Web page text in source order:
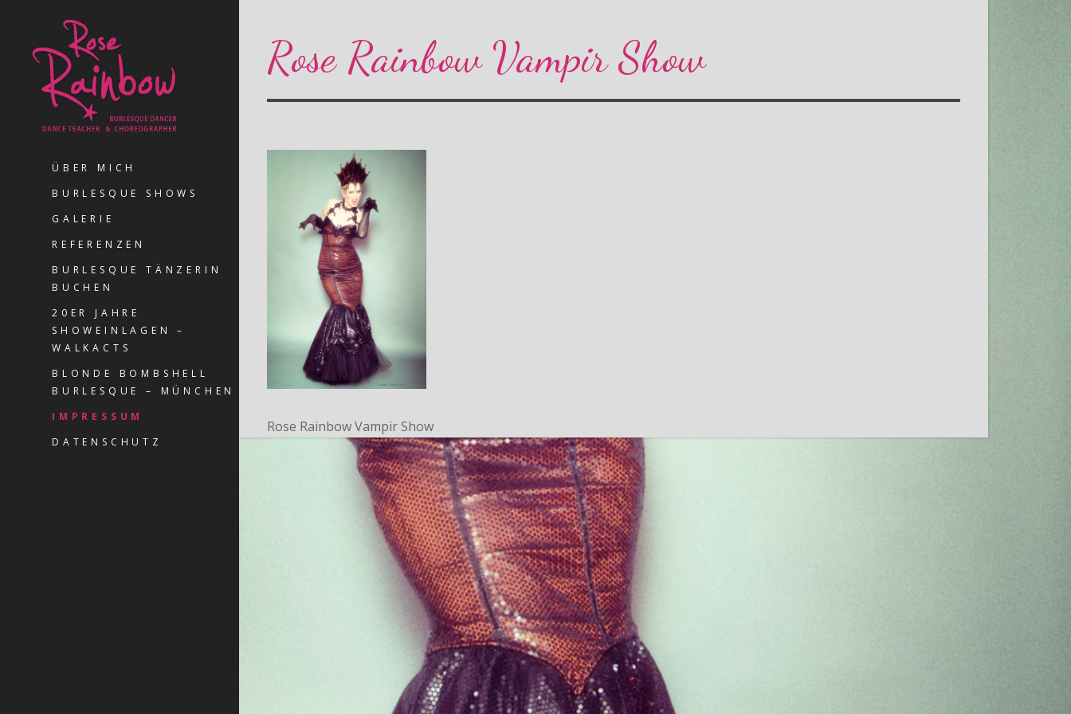
ÜBER MICH
BURLESQUE SHOWS
GALERIE
REFERENZEN
BURLESQUE TÄNZERIN
BUCHEN
20ER JAHRE
SHOWEINLAGEN –
WALKACTS
BLONDE BOMBSHELL
BURLESQUE – MÜNCHEN
IMPRESSUM
DATENSCHUTZ
Rose Rainbow Vampir Show
Rose Rainbow Vampir Show